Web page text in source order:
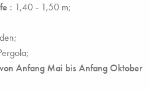
: 1,40 - 1,50 m;
Anfang Mai bis Anfang Oktober